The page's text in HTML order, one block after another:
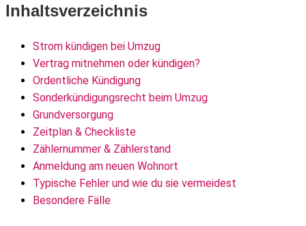
Inhaltsverzeichnis
Strom kündigen bei Umzug
Vertrag mitnehmen oder kündigen?
Ordentliche Kündigung
Sonderkündigungsrecht beim Umzug
Grundversorgung
Zeitplan & Checkliste
Zählernummer & Zählerstand
Anmeldung am neuen Wohnort
Typische Fehler und wie du sie vermeidest
Besondere Fälle